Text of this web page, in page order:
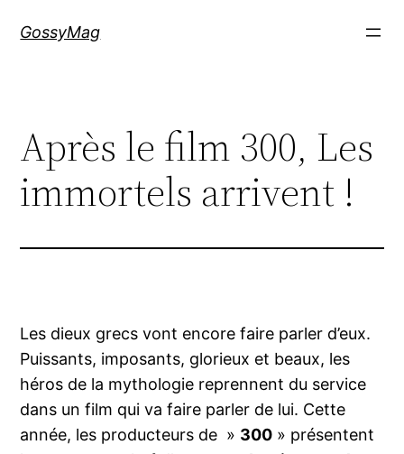
GossyMag
Après le film 300, Les
immortels arrivent !
Les dieux grecs vont encore faire parler d’eux.
Puissants, imposants, glorieux et beaux, les
héros de la mythologie reprennent du service
dans un film qui va faire parler de lui. Cette
année, les producteurs de » 300 » présentent